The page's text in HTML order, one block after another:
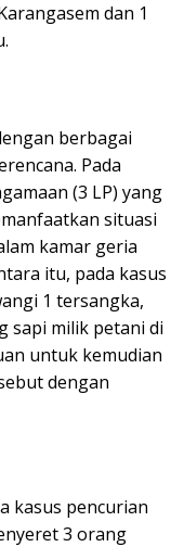
dan 1
berbagai
Pada
(3 LP) yang
situasi
kamar geria
itu, pada kasus
1 tersangka,
sapi milik petani di
untuk kemudian
dengan
kasus pencurian
3 orang